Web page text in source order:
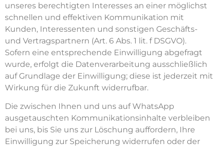
unseres berechtigten Interesses an einer möglichst
schnellen und effektiven Kommunikation mit
Kunden, Interessenten und sonstigen Geschäfts-
und Vertragspartnern (Art. 6 Abs. 1 lit. f DSGVO).
Sofern eine entsprechende Einwilligung abgefragt
wurde, erfolgt die Datenverarbeitung ausschließlich
auf Grundlage der Einwilligung; diese ist jederzeit mit
Wirkung für die Zukunft widerrufbar.
Die zwischen Ihnen und uns auf WhatsApp
ausgetauschten Kommunikationsinhalte verbleiben
bei uns, bis Sie uns zur Löschung auffordern, Ihre
Einwilligung zur Speicherung widerrufen oder der